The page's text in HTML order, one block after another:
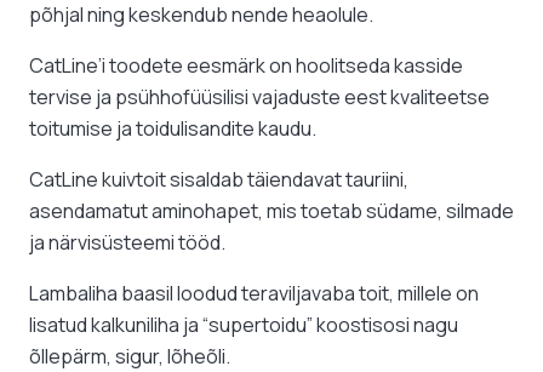
põhjal ning keskendub nende heaolule.
CatLine’i toodete eesmärk on hoolitseda kasside
tervise ja psühhofüüsilisi vajaduste eest kvaliteetse
toitumise ja toidulisandite kaudu.
CatLine kuivtoit sisaldab täiendavat tauriini,
asendamatut aminohapet, mis toetab südame, silmade
ja närvisüsteemi tööd.
Lambaliha baasil loodud teraviljavaba toit, millele on
lisatud kalkuniliha ja “supertoidu” koostisosi nagu
õllepärm, sigur, lõheõli.